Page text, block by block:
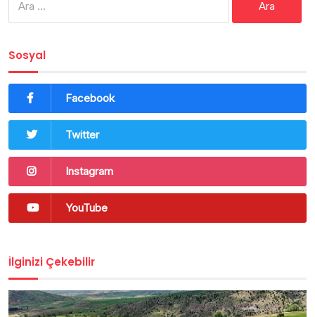
Sosyal
Facebook
Twitter
Instagram
YouTube
İlginizi Çekebilir